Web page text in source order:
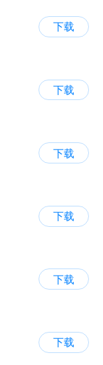
下载
下载
下载
下载
下载
下载